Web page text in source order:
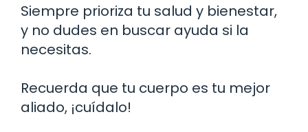
Siempre prioriza tu salud y bienestar,
y no dudes en buscar ayuda si la
necesitas.
Recuerda que tu cuerpo es tu mejor
aliado, ¡cuídalo!